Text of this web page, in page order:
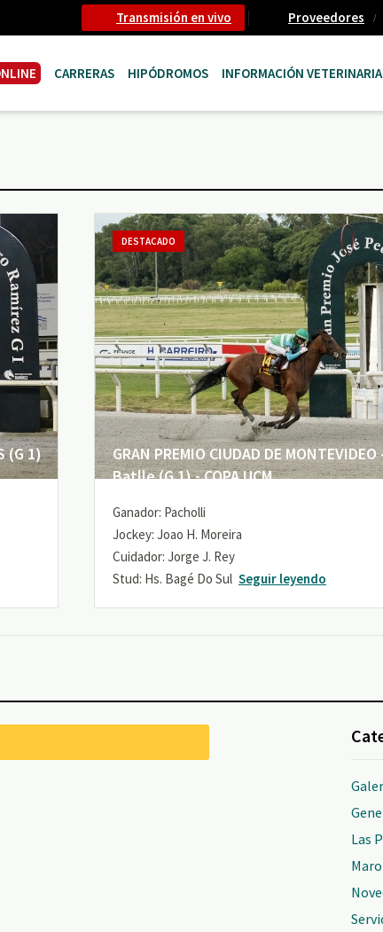
Transmisión en vivo Proveedores
CARRERAS HIPÓDROMOS INFORMACIÓN VETERINARIA
(G 1)
GRAN PREMIO CIUDAD DE
Batlle (G 1) - COPA UCM
DESTACADO
Ganador: Pacholli
Jockey: Joao H. Moreira
Cuidador: Jorge J. Rey
Stud: Hs. Bagé Do Sul Seguir leyendo
Las